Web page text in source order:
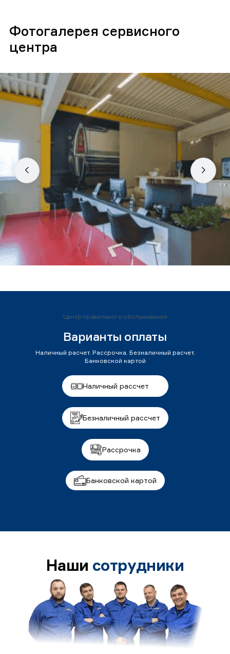
Фотогалерея сервисного
центра
Центр правильного обслуживания
Варианты оплаты
Наличный расчет. Рассрочка. Безналичный расчет.
Банковской картой
Наличный рассчет
Безналичный рассчет
Рассрочка
Банковской картой
Наши сотрудники